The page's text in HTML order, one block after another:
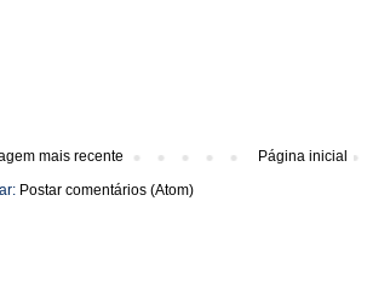
mais recente
Página inicial
Postar comentários (Atom)